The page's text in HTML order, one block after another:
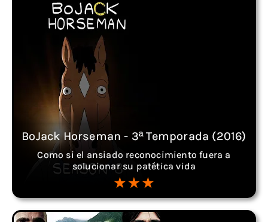
BoJack Horseman - 3ª Temporada (2016)
Como si el ansiado reconocimiento fuera a
solucionar su patética vida